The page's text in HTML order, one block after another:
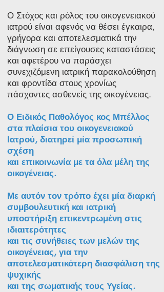
Ο Στόχος και ρόλος του οικογενειακού
ιατρού είναι αφενός να θέσει έγκαιρα,
γρήγορα και αποτελεσματικά την
διάγνωση σε επείγουσες καταστάσεις
και αφετέρου να παράσχει
συνεχιζόμενη ιατρική παρακολούθηση
και φροντίδα στους χρονίως
πάσχοντες ασθενείς της οικογένειας.
Ο Ειδικός Παθολόγος κος Μπέλλος
στα πλαίσια του οικογενειακού
Ιατρού, διατηρεί μία προσωπική
σχέση
και επικοινωνία με τα όλα μέλη της
οικογένειας.
Με αυτόν τον τρόπο έχει μία διαρκή
συμβουλευτική και ιατρική
υποστήριξη επικεντρωμένη στις
ιδιαιτερότητες
και τις συνήθειες των μελών της
οικογένειας, για την
αποτελεσματικότερη διασφάλιση της
ψυχικής
και της σωματικής τους Υγείας.